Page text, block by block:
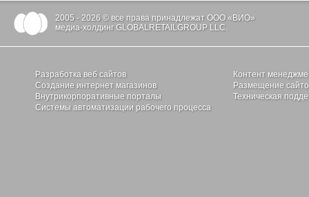
2005 - 2026 © все права принадлежат ООО «ВИО»
медиа-холдинг GLOBALRETAILGROUP LLC.
Разработка веб сайтов
Создание интернет магазинов
Внутрикорпоративные порталы
Системы автоматизации рабочего процесса
Контент
Размещение
Техническая